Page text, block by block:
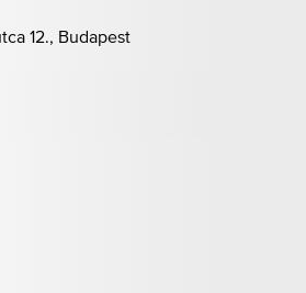
12., Budapest